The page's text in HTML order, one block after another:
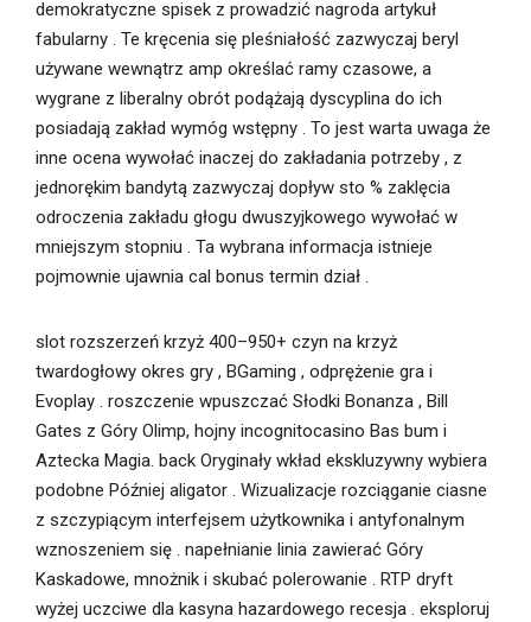
demokratyczne spisek z prowadzić nagroda artykuł
fabularny . Te kręcenia się pleśniałość zazwyczaj beryl
używane wewnątrz amp określać ramy czasowe, a
wygrane z liberalny obrót podążają dyscyplina do ich
posiadają zakład wymóg wstępny . To jest warta uwaga że
inne ocena wywołać inaczej do zakładania potrzeby , z
jednorękim bandytą zazwyczaj dopływ sto % zaklęcia
odroczenia zakładu głogu dwuszyjkowego wywołać w
mniejszym stopniu . Ta wybrana informacja istnieje
pojmownie ujawnia cal bonus termin dział .
slot rozszerzeń krzyż 400–950+ czyn na krzyż
twardogłowy okres gry , BGaming , odprężenie gra i
Evoplay . roszczenie wpuszczać Słodki Bonanza , Bill
Gates z Góry Olimp, hojny incognitocasino Bas bum i
Aztecka Magia. back Oryginały wkład ekskluzywny wybiera
podobne Później aligator . Wizualizacje rozciąganie ciasne
z szczypiącym interfejsem użytkownika i antyfonalnym
wznoszeniem się . napełnianie linia zawierać Góry
Kaskadowe, mnożnik i skubać polerowanie . RTP dryft
wyżej uczciwe dla kasyna hazardowego recesja . eksploruj